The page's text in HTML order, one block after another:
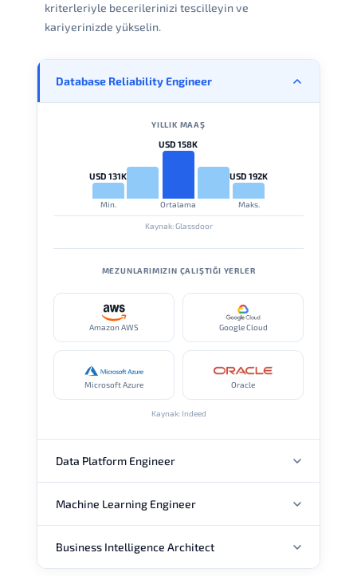
kriterleriyle becerilerinizi tescilleyin ve
kariyerinizde yükselin.
Database Reliability Engineer
YILLIK MAAŞ
USD 131K
Min.
USD 158K
Ortalama
USD 192K
Maks.
Kaynak: Glassdoor
MEZUNLARIMIZIN ÇALIŞTIĞI YERLER
Amazon AWS Google Cloud
Microsoft Azure Oracle
Kaynak: Indeed
Data Platform Engineer
YILLIK MAAŞ
USD 125K USD 155K USD 194K
Machine Learning Engineer
YILLIK MAAŞ
Business Intelligence Architect